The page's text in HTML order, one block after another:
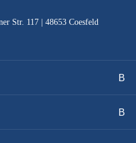
Str. 117 | 48653 Coesfeld